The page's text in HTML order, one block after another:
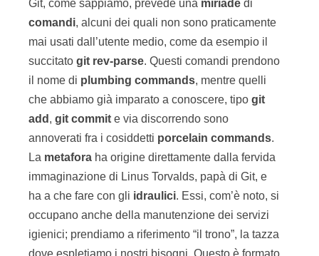
Git, come sappiamo, prevede una miriade di
comandi, alcuni dei quali non sono praticamente
mai usati dall’utente medio, come da esempio il
succitato git rev-parse. Questi comandi prendono
il nome di plumbing commands, mentre quelli
che abbiamo già imparato a conoscere, tipo git
add , git commit e via discorrendo sono
annoverati fra i cosiddetti porcelain commands.
La metafora ha origine direttamente dalla fervida
immaginazione di Linus Torvalds, papà di Git, e
ha a che fare con gli idraulici. Essi, com’è noto, si
occupano anche della manutenzione dei servizi
igienici; prendiamo a riferimento “il trono”, la tazza
dove espletiamo i nostri bisogni. Questo è formato